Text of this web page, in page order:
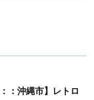
：沖縄市】レトロ